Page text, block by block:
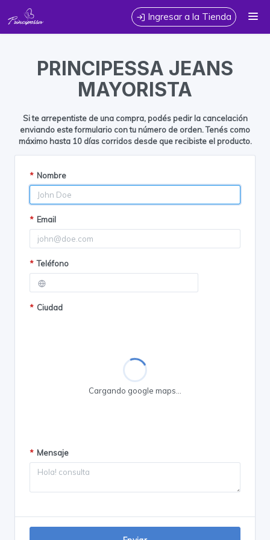
Calidad, estilo y variedad para armar tu colección Prendas de jeans
y camperas📦Venta x mayor Somos fabricantesIngresar a la Tienda
TABLA DE TALLES
PRINCIPESSA JEANS
MAYORISTA
Si te arrepentiste de una compra, podés pedir la cancelación
enviando este formulario con tu número de orden. Tenés como
máximo hasta 10 días corridos desde que recibiste el producto.
* Nombre
* Email
* Teléfono
* Ciudad
Cargando google maps...
* Mensaje